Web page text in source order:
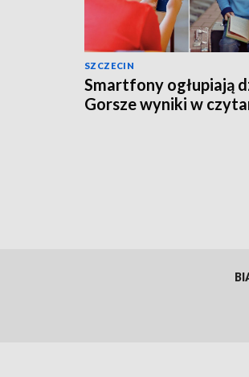
SZCZECIN
Smartfony ogłupiają
Gorsze wyniki w